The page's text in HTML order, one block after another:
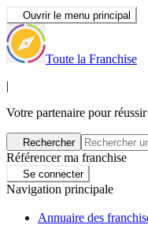
Ouvrir le menu principal
Toute la Franchise
|
Votre partenaire pour
Rechercher
Référencer ma franchise
Se connecter
Navigation principale
Annuaire des